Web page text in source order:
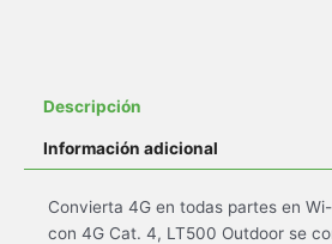
Descripción
Información adicional
Convierta 4G en todas partes en
con 4G Cat. 4, LT500 Outdoor se